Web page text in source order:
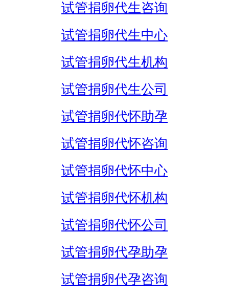
试管捐卵代生咨询
试管捐卵代生中心
试管捐卵代生机构
试管捐卵代生公司
试管捐卵代怀助孕
试管捐卵代怀咨询
试管捐卵代怀中心
试管捐卵代怀机构
试管捐卵代怀公司
试管捐卵代孕助孕
试管捐卵代孕咨询